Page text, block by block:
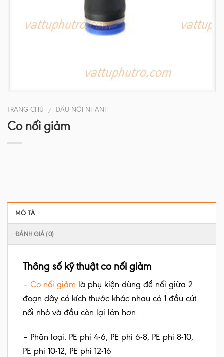
TRANG CHỦ / ĐẦU NỐI NHANH
Co nối giảm
MÔ TẢ
ĐÁNH GIÁ (0)
Thông số kỹ thuật co nối giảm
– Co nối giảm là phụ kiện dùng để nối giữa 2
đoạn dây có kích thước khác nhau có 1 đầu cút
nối nhỏ và đầu còn lại lớn hơn.
– Phân loại: PE phi 4-6, PE phi 6-8, PE phi 8-10,
PE phi 10-12, PE phi 12-16